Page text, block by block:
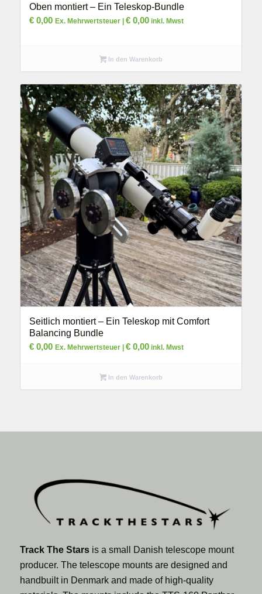
Oben montiert – Ein Teleskop-Bundle
€0,00 Ex. Mehrwertsteuer | €0,00inkl. Mwst
In den Warenkorb
Seitlich montiert – Ein Teleskop mit Comfort
Balancing Bundle
€0,00 Ex. Mehrwertsteuer | €0,00inkl. Mwst
In den Warenkorb
Track The Starsis a small Danish telescope mount
producer. The telescope mounts are designed and
handbuilt in Denmark and made of high-quality